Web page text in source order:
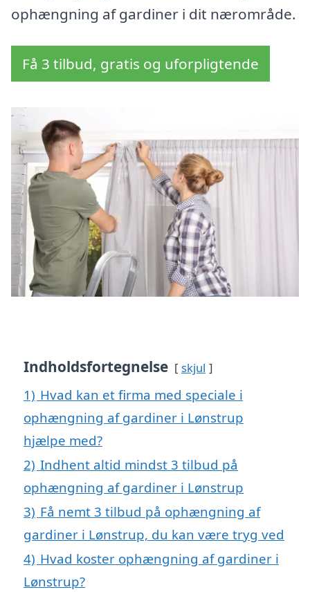
ophængning af gardiner i dit nærområde.
Få 3 tilbud, gratis og uforpligtende
Indholdsfortegnelse skjul
1) Hvad kan et firma med speciale i
ophængning af gardiner i Lønstrup
hjælpe med?
2) Indhent altid mindst 3 tilbud på
ophængning af gardiner i Lønstrup
3) Få nemt 3 tilbud på ophængning af
gardiner i Lønstrup, du kan være tryg ved
4) Hvad koster ophængning af gardiner i
Lønstrup?